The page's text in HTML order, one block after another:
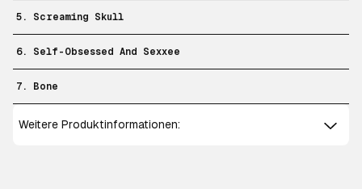
5. Screaming Skull
6. Self-Obsessed And Sexxee
7. Bone
Weitere Produktinformationen: